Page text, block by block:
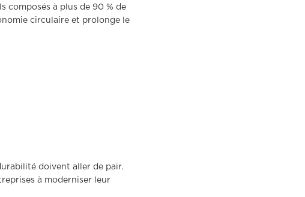
composés à plus de 90 % de
circulaire et prolonge le
doivent aller de pair.
à moderniser leur